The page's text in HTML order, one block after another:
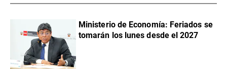
Ministerio de Economía: Feriados se
tomarán los lunes desde el 2027